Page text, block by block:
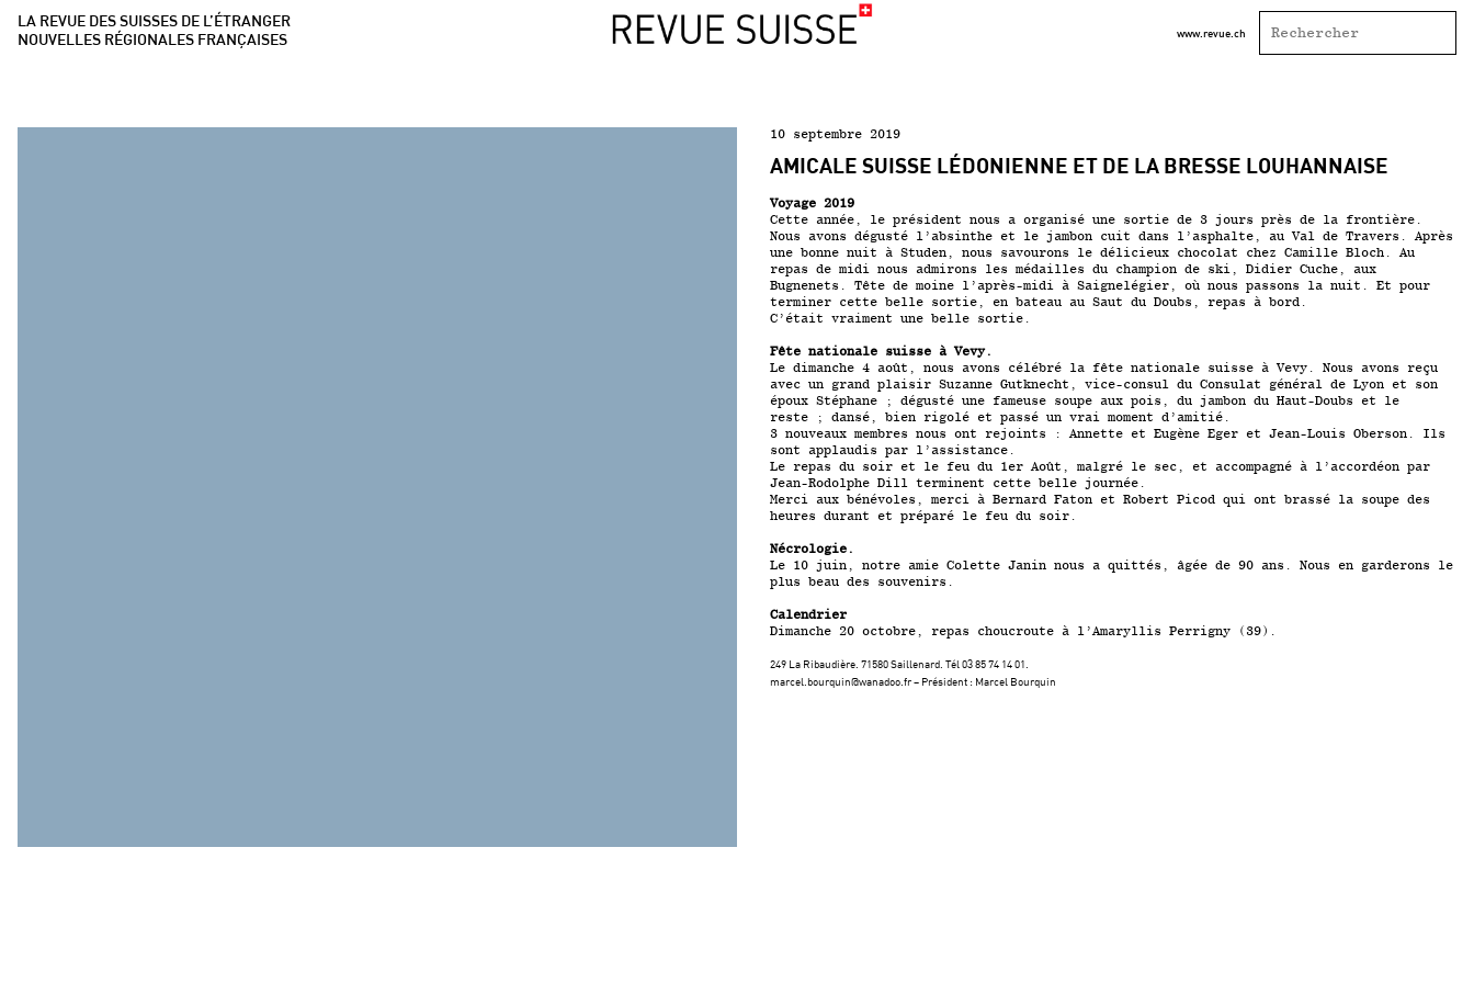
LA REVUE DES SUISSES DE L’ÉTRANGER
NOUVELLES RÉGIONALES FRANÇAISES
www.revue.ch
10 septembre 2019
AMICALE SUISSE LÉDONIENNE ET DE LA BRESSE LOUHANNAISE
Voyage 2019
Cette année, le président nous a organisé une sortie de 3 jours près de la frontière.
Nous avons dégusté l’absinthe et le jambon cuit dans l’asphalte, au Val de Travers. Après
une bonne nuit à Studen, nous savourons le délicieux chocolat chez Camille Bloch. Au
repas de midi nous admirons les médailles du champion de ski, Didier Cuche, aux
Bugnenets. Tête de moine l’après-midi à Saignelégier, où nous passons la nuit. Et pour
terminer cette belle sortie, en bateau au Saut du Doubs, repas à bord.
C’était vraiment une belle sortie.
Fête nationale suisse à Vevy.
Le dimanche 4 août, nous avons célébré la fête nationale suisse à Vevy. Nous avons reçu
avec un grand plaisir Suzanne Gutknecht, vice-consul du Consulat général de Lyon et son
époux Stéphane ; dégusté une fameuse soupe aux pois, du jambon du Haut-Doubs et le
reste ; dansé, bien rigolé et passé un vrai moment d’amitié.
3 nouveaux membres nous ont rejoints : Annette et Eugène Eger et Jean-Louis Oberson. Ils
sont applaudis par l’assistance.
Le repas du soir et le feu du 1er Août, malgré le sec, et accompagné à l’accordéon par
Jean-Rodolphe Dill terminent cette belle journée.
Merci aux bénévoles, merci à Bernard Faton et Robert Picod qui ont brassé la soupe des
heures durant et préparé le feu du soir.
Nécrologie.
Le 10 juin, notre amie Colette Janin nous a quittés, âgée de 90 ans. Nous en garderons le
plus beau des souvenirs.
Calendrier
Dimanche 20 octobre, repas choucroute à l’Amaryllis Perrigny (39).
249 La Ribaudière. 71580 Saillenard. Tél 03 85 74 14 01.
marcel.bourquin@wanadoo.fr – Président : Marcel Bourquin